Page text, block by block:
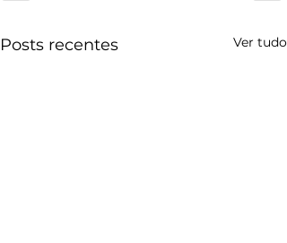
Posts recentes Ver tudo